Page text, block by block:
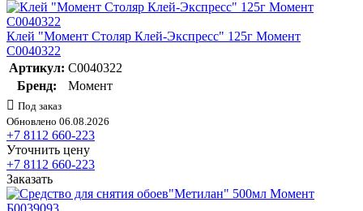
Клей "Момент Столяр Клей-Экспресс" 125г Момент
C0040322
Артикул: C0040322
Бренд:
Момент
Под заказ
Обновлено 06.08.2026
+7 8112 660-223
Уточнить цену
+7 8112 660-223
Заказать